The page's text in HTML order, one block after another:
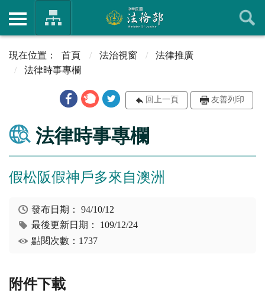
首頁 法治視窗
法律推廣
法律時事專欄
回上一頁 友善列印
法律時事專欄
假松阪假神戶多來自澳洲
發布日期：94/10/12
最後更新日期： 109/12/24
點閱次數：1737
附件下載